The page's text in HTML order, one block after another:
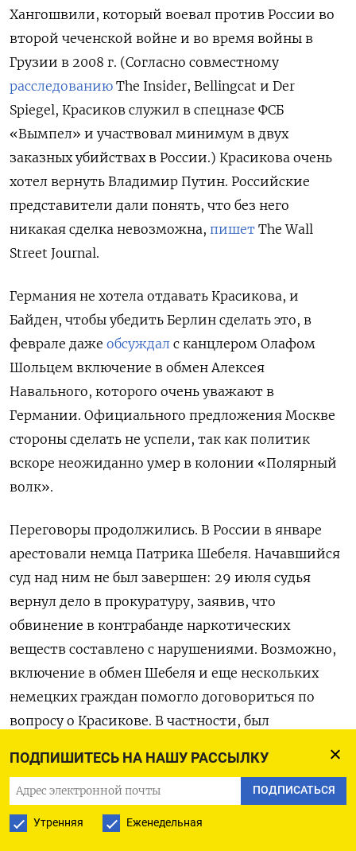
ПОДПИШИТЕСЬ НА НАШУ РАССЫЛКУ
ПОДПИСАТЬСЯ
Утренняя Еженедельная
Хангошвили, который воевал против России во
второй чеченской войне и во время войны в
Грузии в 2008 г. (Согласно совместному
расследованию The Insider, Bellingcat и Der
Spiegel, Красиков служил в спецназе ФСБ
«Вымпел» и участвовал минимум в двух
заказных убийствах в России.) Красикова очень
хотел вернуть Владимир Путин. Российские
представители дали понять, что без него
никакая сделка невозможна, пишет The Wall
Street Journal.
Германия не хотела отдавать Красикова, и
Байден, чтобы убедить Берлин сделать это, в
феврале даже обсуждал с канцлером Олафом
Шольцем включение в обмен Алексея
Навального, которого очень уважают в
Германии. Официального предложения Москве
стороны сделать не успели, так как политик
вскоре неожиданно умер в колонии «Полярный
волк».
Переговоры продолжились. В России в январе
арестовали немца Патрика Шебеля. Начавшийся
суд над ним не был завершен: 29 июля судья
вернул дело в прокуратуру, заявив, что
обвинение в контрабанде наркотических
веществ составлено с нарушениями. Возможно,
включение в обмен Шебеля и еще нескольких
немецких граждан помогло договориться по
вопросу о Красикове. В частности, был
приговорили к смертной казни по обвинению в
терроризме, наемничестве и др. (а два дня назад
Александр Лукашенко его помиловал). В обмен